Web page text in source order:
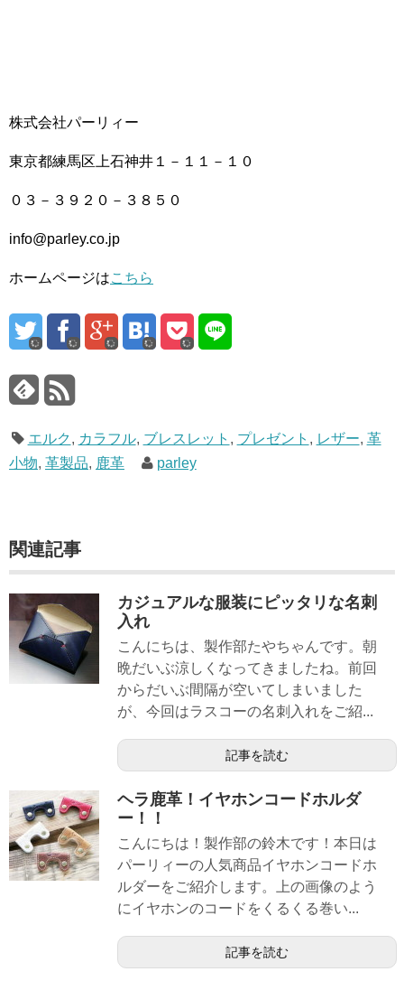
株式会社パーリィー
東京都練馬区上石神井１－１１－１０
０３－３９２０－３８５０
info@parley.co.jp
ホームページはこちら
エルク , カラフル, ブレスレット , プレゼント , レザー, 革
小物, 革製品, 鹿革 parley
関連記事
カジュアルな服装にピッタリな名刺
入れ
こんにちは、製作部たやちゃんです。朝
晩だいぶ涼しくなってきましたね。前回
からだいぶ間隔が空いてしまいました
が、今回はラスコーの名刺入れをご紹...
記事を読む
ヘラ鹿革！イヤホンコードホルダ
ー！！
こんにちは！製作部の鈴木です！本日は
パーリィーの人気商品イヤホンコードホ
ルダーをご紹介します。上の画像のよう
にイヤホンのコードをくるくる巻い...
記事を読む